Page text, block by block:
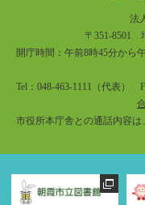
法
〒351-8501
開庁時間：午前8時45分から
Tel：048-463-1111（代表）
市役所本庁舎との通話内容は